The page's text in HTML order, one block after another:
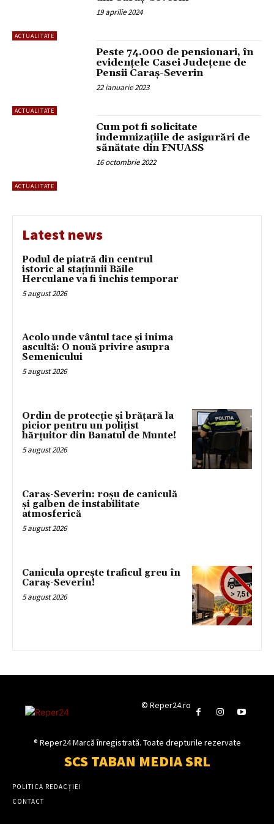
ACTUALITATE
19 aprilie 2024
ACTUALITATE
Peste 74.000 de pensionari, în
evidențele Casei Judeţene de
Pensii Caraş-Severin
22 ianuarie 2023
ACTUALITATE
Cum pot fi solicitate
indemnizațiile de asigurări de
sănătate din FNUASS
16 octombrie 2022
Latest news
Podul de piatră din centrul
istoric al stațiunii Băile
Herculane va fi închis temporar
5 august 2026
Acolo unde vântul tace și inima
ascultă: O nouă privire asupra
Semenicului
5 august 2026
Ordin de protecție și brățară la
picior pentru un polițist
hărțuitor din Banatul de Munte!
5 august 2026
Caraș-Severin: roșu de caniculă
și galben de instabilitate
atmosferică
5 august 2026
Canicula oprește traficul greu în
Caraș-Severin!
5 august 2026
© Reper24.ro
® Reper24 Marcă înregistrată. Toate drepturile rezervate
SCS TABAN MEDIA SRL
POLITICA REDACȚIEI
CONTACT